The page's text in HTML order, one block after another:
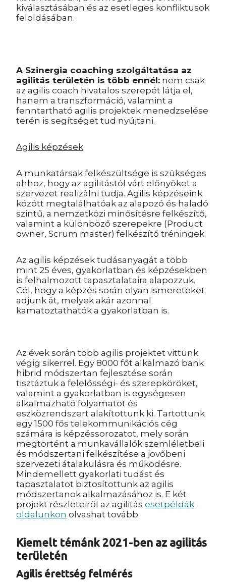
kiválasztásában és az esetleges konfliktusok
feloldásában.
A Szinergia coaching szolgáltatása az
agilitás területén is több ennél: nem csak
az agilis coach hivatalos szerepét látja el,
hanem a transzformáció, valamint a
fenntartható agilis projektek menedzselése
terén is segítséget tud nyújtani.
Agilis képzések
A munkatársak felkészültsége is szükséges
ahhoz, hogy az agilitástól várt előnyöket a
szervezet realizálni tudja. Agilis képzéseink
között megtalálhatóak az alapozó és haladó
szintű, a nemzetközi minősítésre felkészítő,
valamint a különböző szerepekre (Product
owner, Scrum master) felkészítő tréningek.
Az agilis képzések tudásanyagát a több
mint 25 éves, gyakorlatban és képzésekben
is felhalmozott tapasztalataira alapozzuk.
Cél, hogy a képzés során olyan ismereteket
adjunk át, melyek akár azonnal
kamatoztathatók a gyakorlatban is.
Az évek során több agilis projektet vittünk
végig sikerrel. Egy 8000 főt alkalmazó bank
hibrid módszertan fejlesztése során
tisztáztuk a felelősségi- és szerepköröket,
valamint a gyakorlatban is egységesen
alkalmazható folyamatot és
eszközrendszert alakítottunk ki. Tartottunk
egy 1500 fős telekommunikációs cég
számára is képzéssorozatot, mely során
megtörtént a munkavállalók szemléletbeli
és módszertani felkészítése a jövőbeni
szervezeti átalakulásra és működésre.
Mindemellett gyakorlati tudást és
tapasztalatot biztosítottunk az agilis
módszertanok alkalmazásához is. E két
projekt részleteiről az agilitás esetpéldák
oldalunkon olvashat tovább.
Kiemelt témánk 2021-ben az agilitás
területén
Agilis érettség felmérés